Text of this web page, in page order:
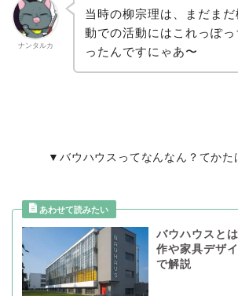
ナンタルカ
当時の柳宗理は、まだま
動での活動にはこれっぽ
ったんですにゃあ〜
▼バウハウスってなんなん？てか
バウハウスと
作や家具デザ
で解説